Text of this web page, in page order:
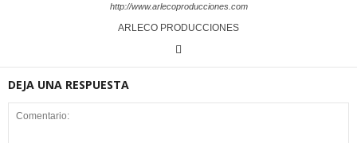
http://www.arlecoproducciones.com
ARLECO PRODUCCIONES
DEJA UNA RESPUESTA